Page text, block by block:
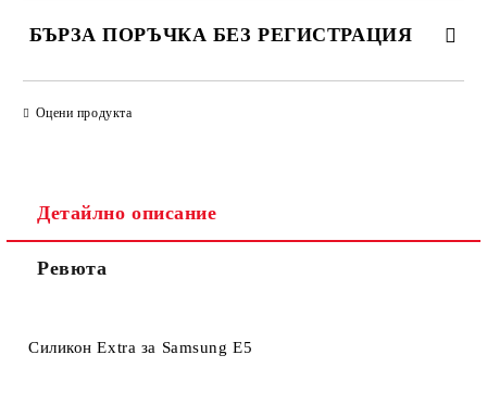
БЪРЗА ПОРЪЧКА БЕЗ РЕГИСТРАЦИЯ
Оцени продукта
Детайлно описание
Ревюта
Силикон Extra за Samsung E5